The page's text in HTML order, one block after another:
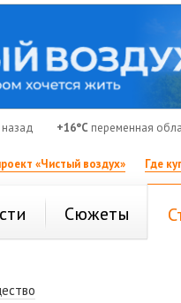
+16°C переменная
«Чистый воздух» Где
Сюжеты